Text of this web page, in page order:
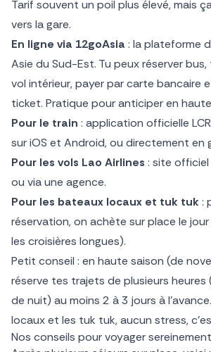
Tarif souvent un poil plus élevé, mais
vers la gare.
En ligne via 12goAsia : la plateforme
Asie du Sud-Est. Tu peux réserver
vol intérieur, payer par carte bancaire
ticket. Pratique pour anticiper en
Pour le train : application officielle
sur iOS et Android, ou directement en
Pour les vols Lao Airlines : site
ou via une agence.
Pour les bateaux locaux et tuk tuk :
réservation, on achète sur place le
les croisières longues).
Petit conseil : en haute saison (de
réserve tes trajets de plusieurs heures
de nuit) au moins 2 à 3 jours à
locaux et les tuk tuk, aucun stress,
Nos conseils pour voyager